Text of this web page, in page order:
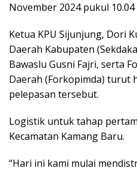
November 2024 pukul 10.04
Ketua KPU Sijunjung, Dori
Daerah Kabupaten
Bawaslu Gusni Fajri, serta
Daerah (Forkopimda) turut
pelepasan tersebut.
Logistik untuk tahap
Kecamatan Kamang Baru.
“Hari ini kami mulai